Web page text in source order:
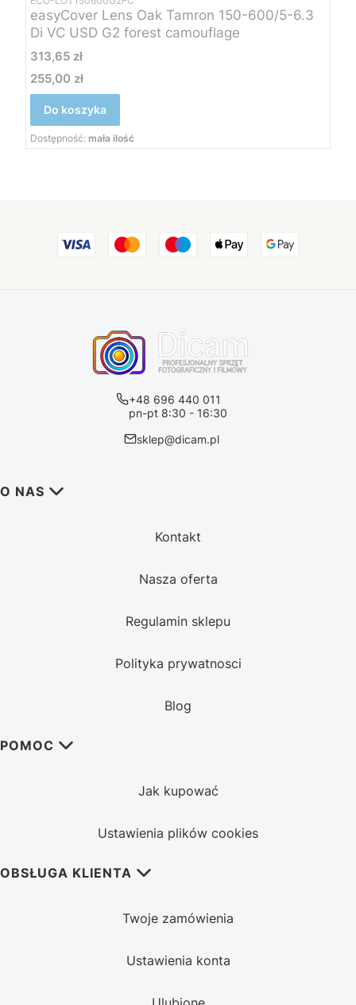
easyCover Lens Oak Tamron 150-600/5-6.3
Di VC USD G2 forest camouflage
Cena
313,65 zł
Cena
255,00 zł
Do koszyka
Dostępność: mała ilość
+48 696 440 011
pn-pt 8:30 - 16:30
sklep@dicam.pl
Linki w stopce
O NAS
Kontakt
Nasza oferta
Regulamin sklepu
Polityka prywatnosci
Blog
POMOC
Jak kupować
Ustawienia plików cookies
OBSŁUGA KLIENTA
Twoje zamówienia
Ustawienia konta